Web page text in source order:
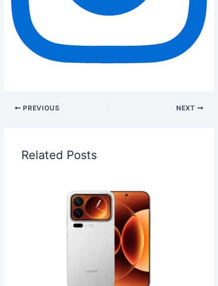
PREVIOUS NEXT
Related Posts